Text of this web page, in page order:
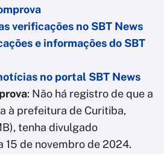
verificações no SBT News
e informações do SBT
no portal SBT News
: Não há registro de que a
à prefeitura de Curitiba,
tenha divulgado
15 de novembro de 2024.